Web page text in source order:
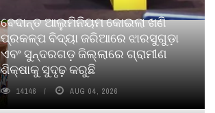
ବେଦାନ୍ତ ଆଲୁମିନିୟମ କୋଇଲା ଖଣି
ପ୍ରକଳ୍ପ ବିଦ୍ୟା ଜରିଆରେ ଝାରସୁଗୁଡ଼ା
ଏବଂ ସୁନ୍ଦରଗଡ଼ ଜିଲ୍ଲାରେ ଗ୍ରାମୀଣ
ଶିକ୍ଷାକୁ ସୁଦୃଢ଼ କରୁଛି
14146 AUG 04, 2026